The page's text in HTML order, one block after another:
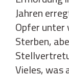
Jahren
Opfer unter
Sterben,
Vieles, was